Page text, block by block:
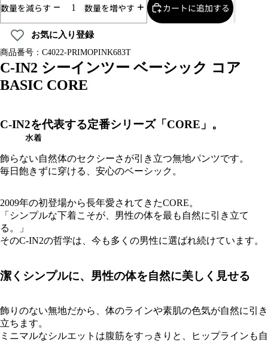
水着
数量を減らす 数量を増やす カートに追加する
お気に入り登録
商品番号：C4022-PRIMOPINK683T
C-IN2 シーインツー ベーシック コア
BASIC CORE
C-IN2を代表する定番シリーズ「CORE」。
飾らない自然体のセクシーさが引き立つ無地パンツです。
毎日飽きずに穿ける、安心のベーシック。
2009年の初登場から長年愛されてきたCORE。
「シンプルな下着こそが、男性の体を最も自然に引き立て
る。」
そのC-IN2の哲学は、今も多くの男性に選ばれ続けています。
潔くシンプルに、男性の体を自然に美しく見せる
飾りのない無地だから、体のラインや素肌の色気が自然に引き
立ちます。
ミニマルなシルエットは腹筋をすっきりと、ヒップラインも自